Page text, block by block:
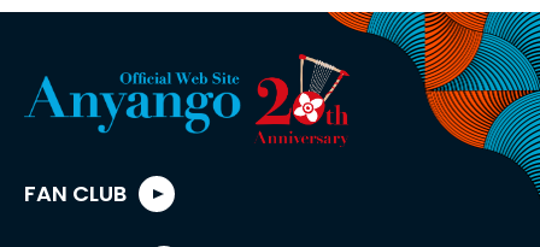
FAN CLUB